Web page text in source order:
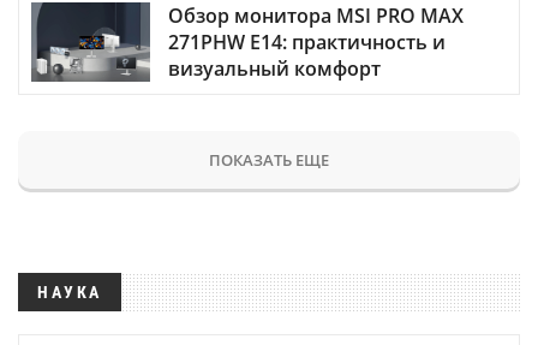
Обзор монитора MSI PRO MAX
271PHW E14: практичность и
визуальный комфорт
ПОКАЗАТЬ ЕЩЕ
НАУКА